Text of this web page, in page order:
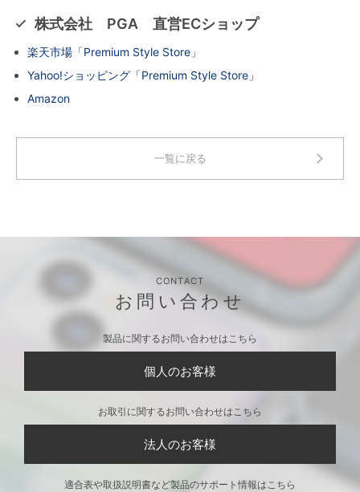
株式会社 PGA 直営ECショップ
楽天市場「Premium Style Store」
Yahoo!ショッピング「Premium Style Store」
Amazon
一覧に戻る
CONTACT
お問い合わせ
製品に関するお問い合わせはこちら
個人のお客様
お取引に関するお問い合わせはこちら
法人のお客様
適合表や取扱説明書など製品のサポート情報はこちら